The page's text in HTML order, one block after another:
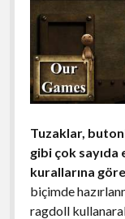
Tuzaklar,
gibi çok sayıda
kurallarına
biçimde
ragdoll